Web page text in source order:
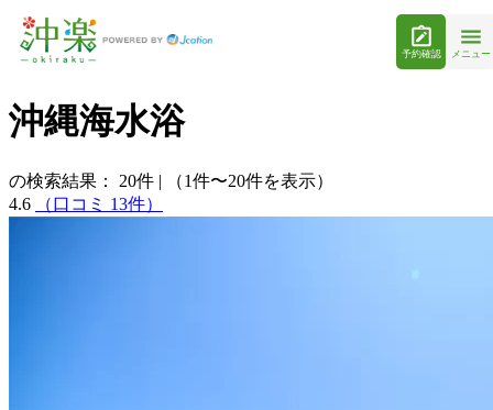
予約確認 メニュー
沖縄海水浴
の検索結果： 20件 |
（1件〜20件を表示）
4.6
（口コミ 13件）